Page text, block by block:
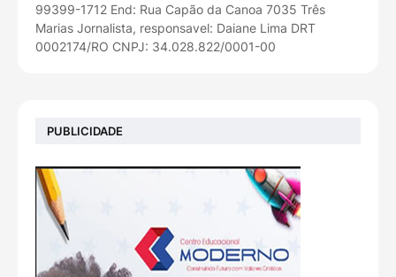
99399-1712 End: Rua Capão da Canoa 7035 Três
Marias Jornalista, responsavel: Daiane Lima DRT
0002174/RO CNPJ: 34.028.822/0001-00
PUBLICIDADE